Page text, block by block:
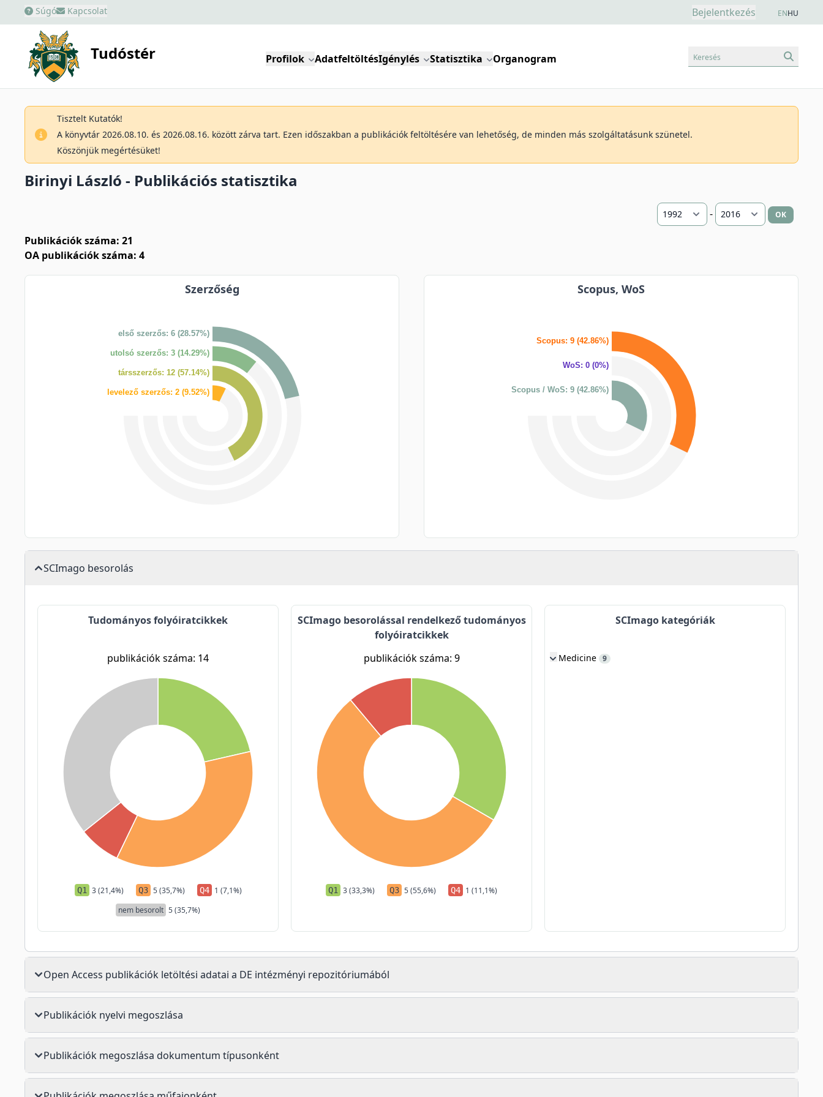
Súgó Kapcsolat Bejelentkezés ENHU
Tudóstér Profilok AdatfeltöltésIgénylés Statisztika Organogram Keresés
Tisztelt Kutatók!
A könyvtár 2026.08.10. és 2026.08.16. között zárva tart. Ezen időszakban a publikációk feltöltésére van lehetőség, de minden más szolgáltatásunk szünetel.
Köszönjük megértésüket!
Birinyi László - Publikációs statisztika
- OK
Publikációk száma: 21
OA publikációk száma: 4
Szerzőség
első szerzős: 6 (28.57%)
utolsó szerzős: 3 (14.29%)
társszerzős: 12 (57.14%)
levelező szerzős: 2 (9.52%)
Scopus, WoS
Scopus: 9 (42.86%)
WoS: 0 (0%)
Scopus / WoS: 9 (42.86%)
SCImago besorolás
Tudományos folyóiratcikkek
publikációk száma: 14
Q1 3 (21,4%) Q3 5 (35,7%) Q4 1 (7,1%)
nem besorolt 5 (35,7%)
SCImago besorolással rendelkező tudományos
folyóiratcikkek
publikációk száma: 9
Q1 3 (33,3%) Q3 5 (55,6%) Q4 1 (11,1%)
SCImago kategóriák
Medicine 9
Open Access publikációk letöltési adatai a DE intézményi repozitóriumából
Publikációk nyelvi megoszlása
Publikációk megoszlása dokumentum típusonként